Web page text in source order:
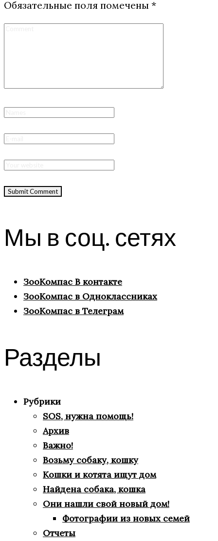
Обязательные поля помечены *
Мы в соц. сетях
ЗооКомпас В контакте
ЗооКомпас в Одноклассниках
ЗооКомпас в Телеграм
Разделы
Рубрики
SOS, нужна помощь!
Архив
Важно!
Возьму собаку, кошку
Кошки и котята ищут дом
Найдена собака, кошка
Они нашли свой новый дом!
Фотографии из новых семей
Отчеты